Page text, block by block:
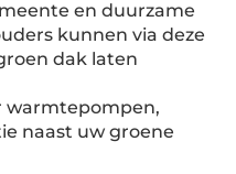
en duurzame
kunnen via deze
dak laten
warmtepompen,
naast uw groene